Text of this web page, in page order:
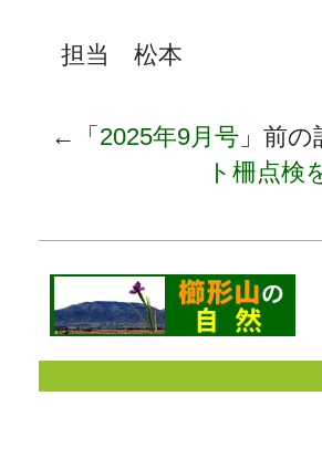
担当 松本
←「 2025年9月号 」前
ト柵点